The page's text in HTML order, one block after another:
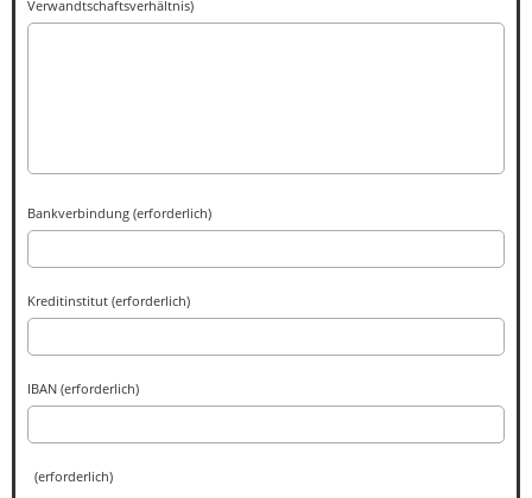
Verwandtschaftsverhältnis)
Bankverbindung (erforderlich)
Kreditinstitut (erforderlich)
IBAN (erforderlich)
(erforderlich)